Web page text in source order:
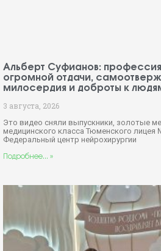
Альберт Суфианов: профессия
огромной отдачи,
милосердия и доброты к
3 августа, 2026
Это видео сняли выпускники, золотые
медицинского класса Тюменского лицея
Федеральный центр нейрохирургии
Подробнее... »